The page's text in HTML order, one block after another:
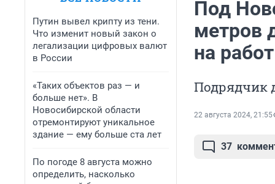
Путин вывел крипту из тени.
Что изменит новый закон о
легализации цифровых валют
в России
«Таких объектов раз — и
больше нет». В
Новосибирской области
отремонтируют уникальное
здание — ему больше ста лет
По погоде 8 августа можно
определить, насколько
Под
метров
на
Подрядчик
22 августа 2024, 21:55
37